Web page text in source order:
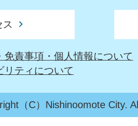
ス
免責事項・個人情報について
リティについて
（C）Nishinoomote City.